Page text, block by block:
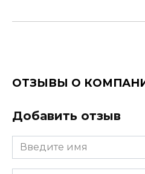
ОТЗЫВЫ О
Добавить отзыв